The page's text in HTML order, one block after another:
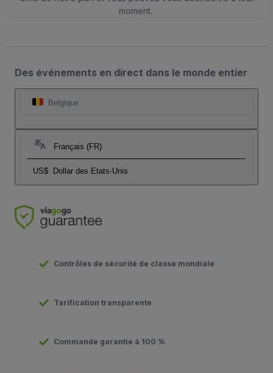
moment.
Des événements en direct dans le monde entier
Belgique
Français (FR)
US$ Dollar des Etats-Unis
Contrôles de sécurité de classe mondiale
Tarification transparente
Commande garantie à 100 %